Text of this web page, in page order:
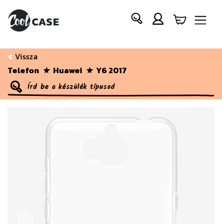
Vissza
Telefon
Huawei Y6 2017